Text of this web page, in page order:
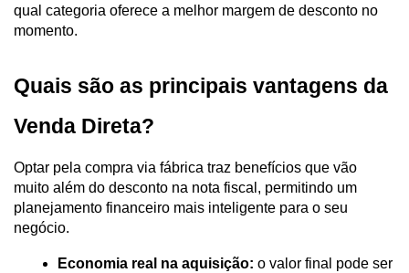
qual categoria oferece a melhor margem de desconto no
momento.
Quais são as principais vantagens da
Venda Direta?
Optar pela compra via fábrica traz benefícios que vão
muito além do desconto na nota fiscal, permitindo um
planejamento financeiro mais inteligente para o seu
negócio.
Economia real na aquisição: o valor final pode ser